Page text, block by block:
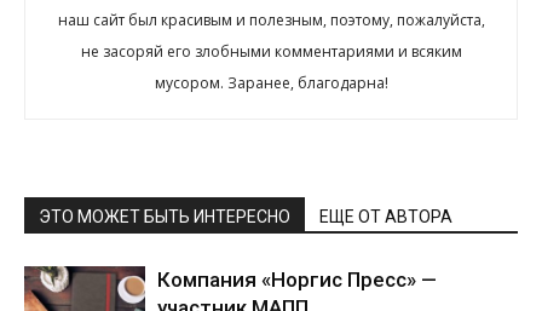
наш сайт был красивым и полезным, поэтому, пожалуйста,
не засоряй его злобными комментариями и всяким
мусором. Заранее, благодарна!
ЭТО МОЖЕТ БЫТЬ ИНТЕРЕСНО ЕЩЕ ОТ АВТОРА
Компания «Норгис Пресс» —